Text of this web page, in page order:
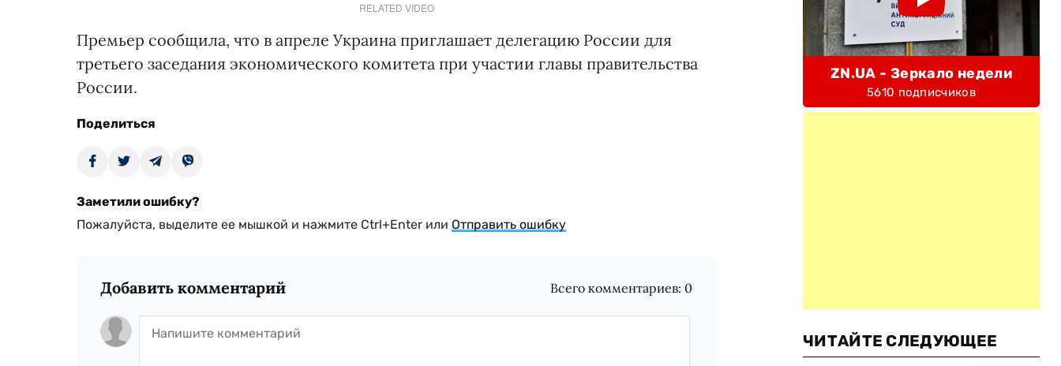
RELATED VIDEO
Премьер сообщила, что в апреле Украина приглашает делегацию России для
третьего заседания экономического комитета при участии главы правительства
России.
Поделиться
Заметили ошибку?
Пожалуйста, выделите ее мышкой и нажмите Ctrl+Enter или Отправить ошибку
Добавить комментарий Всего комментариев: 0
ZN.UA - Зеркало недели
5610 подписчиков
ЧИТАЙТЕ СЛЕДУЮЩЕЕ